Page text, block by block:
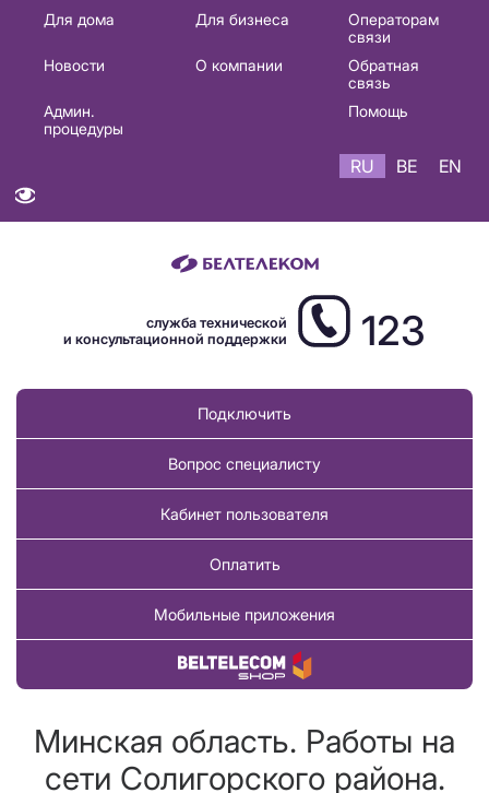
Основная
навигация
Для дома Для бизнеса
Операторам
связи
Новости
О компании
Обратная
связь
Админ.
процедуры
Помощь
RU BE EN
служба технической
и консультационной поддержки
123
Подключить
Вопрос специалисту
Кабинет пользователя
Оплатить
Мобильные приложения
Купить товар
Минская область. Работы на
сети Солигорского района.